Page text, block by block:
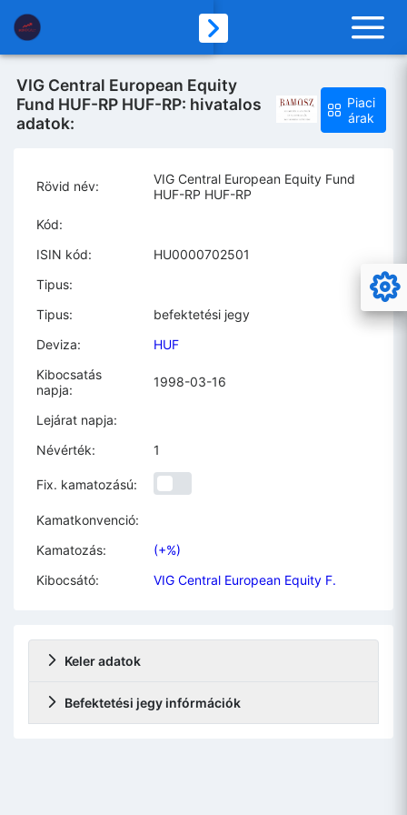
VIG Central European Equity
Fund HUF-RP HUF-RP: hivatalos
adatok:
Piaci
árak
Rövid név:
VIG Central European Equity Fund
HUF-RP HUF-RP
Kód:
ISIN kód:
HU0000702501
Tipus:
Tipus:
befektetési jegy
Deviza:
HUF
Kibocsatás
napja:
1998-03-16
Lejárat napja:
Névérték:
1
Fix. kamatozású:
Kamatkonvenció:
Kamatozás:
(+%)
Kibocsátó:
VIG Central European Equity F.
Keler adatok
Befektetési jegy infórmációk